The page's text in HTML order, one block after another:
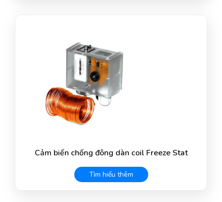
Cảm biến chống đông dàn coil Freeze Stat
Tìm hiểu thêm